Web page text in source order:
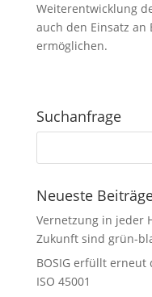
Weiterentwicklung
auch den Einsatz
ermöglichen.
Suchanfrage
Neueste
Vernetzung in jeder
Zukunft sind grün-
BOSIG erfüllt erneut
ISO 45001